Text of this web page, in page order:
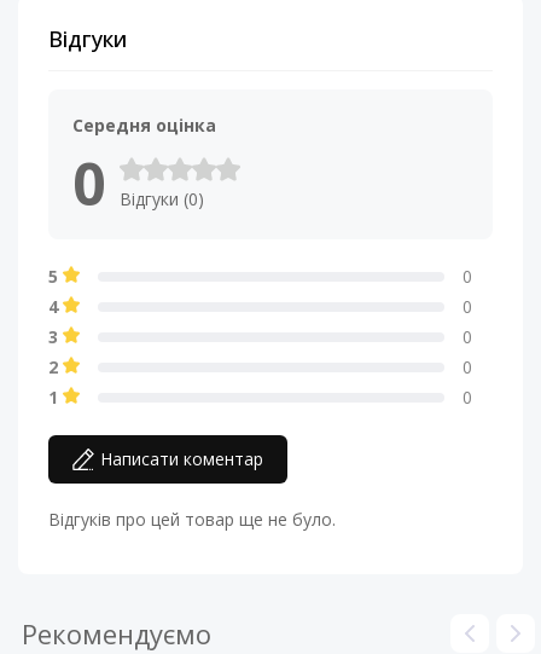
Сопротивление
катушки, Ом
Відгуки
Середня оцінка
0 Відгуки (0)
5
0
4
0
3
0
2
0
1
0
Написати коментар
Відгуків про цей товар ще не було.
Рекомендуємо